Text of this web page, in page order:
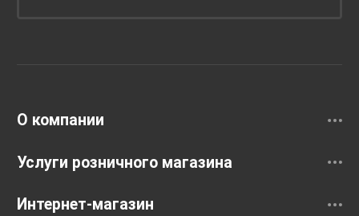
О компании
Услуги розничного магазина
Интернет-магазин